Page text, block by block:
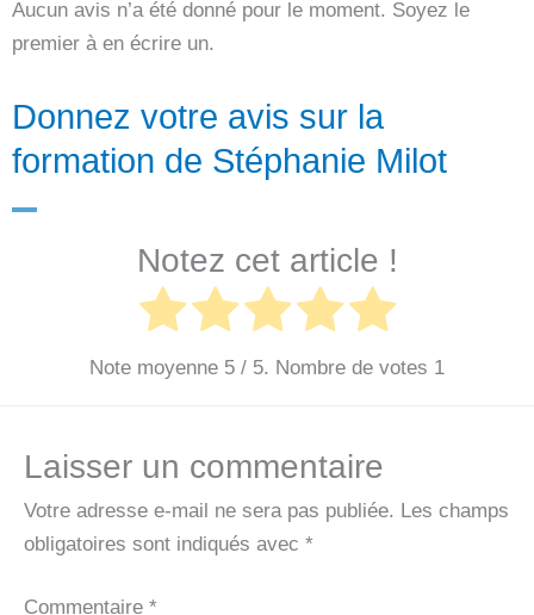
Aucun avis n’a été donné pour le moment. Soyez le
premier à en écrire un.
Donnez votre avis sur la
formation de Stéphanie Milot
Notez cet article !
Note moyenne 5 / 5. Nombre de votes 1
Laisser un commentaire
Votre adresse e-mail ne sera pas publiée. Les champs
obligatoires sont indiqués avec *
Commentaire *